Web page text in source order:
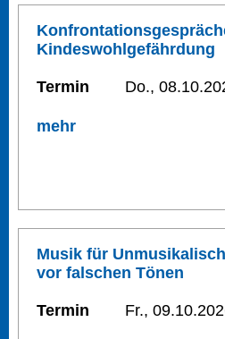
Kindeswohlgefährdung
Termin Do.,
mehr
Musik für
vor falschen Tönen
Termin Fr.,